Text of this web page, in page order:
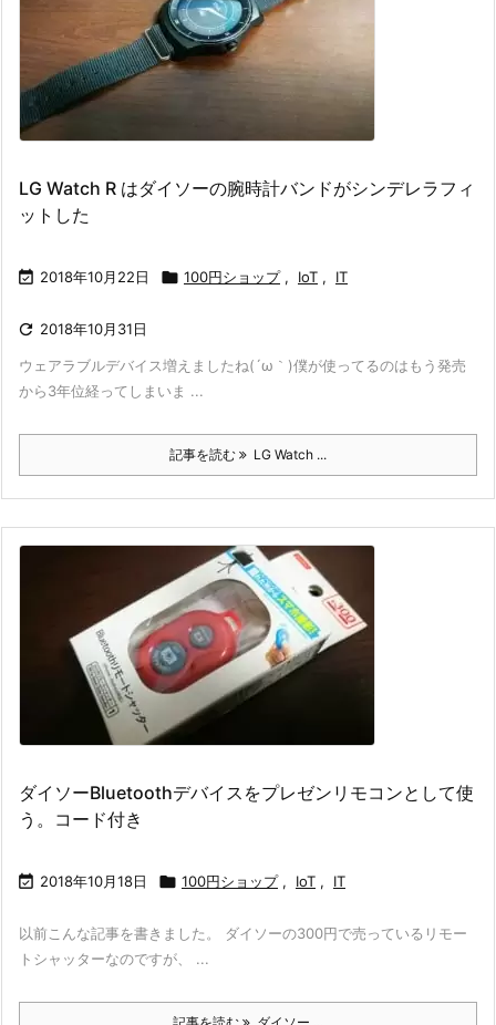
LG Watch R はダイソーの腕時計バンドがシンデレラフィ
ットした
 2018年10月22日  100円ショップ , IoT , IT
 2018年10月31日
ウェアラブルデバイス増えましたね(´ω｀)僕が使ってるのはもう発売
から3年位経ってしまいま ...
記事を読む LG Watch ...
ダイソーBluetoothデバイスをプレゼンリモコンとして使
う。コード付き
 2018年10月18日  100円ショップ , IoT , IT
以前こんな記事を書きました。 ダイソーの300円で売っているリモー
トシャッターなのですが、 ...